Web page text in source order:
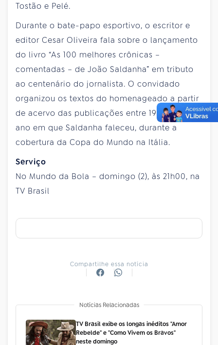
Tostão e Pelé.
Durante o bate-papo esportivo, o escritor e
editor Cesar Oliveira fala sobre o lançamento
do livro “As 100 melhores crônicas –
comentadas – de João Saldanha” em tributo
ao centenário do jornalista. O convidado
organizou os textos do homenageado a partir
de acervo das publicações entre 1960 e 1990,
ano em que Saldanha faleceu, durante a
cobertura da Copa do Mundo na Itália.
Serviço
No Mundo da Bola – domingo (2), às 21h00, na
TV Brasil
Compartilhe essa notícia
Notícias Relacionadas
TV Brasil exibe os longas inéditos "Amor
Rebelde" e "Como Vivem os Bravos"
neste domingo